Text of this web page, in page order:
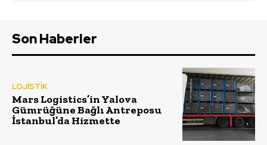
Son Haberler
LOJİSTİK
Mars Logistics’in Yalova
Gümrüğüne Bağlı Antreposu
İstanbul’da Hizmette